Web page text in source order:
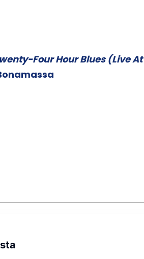
Four Hour Blues (Live